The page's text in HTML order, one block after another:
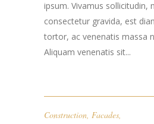
ipsum. Vivamus sollicitudin,
consectetur gravida, est
tortor, ac venenatis massa
Aliquam venenatis sit...
Construction, Facades,